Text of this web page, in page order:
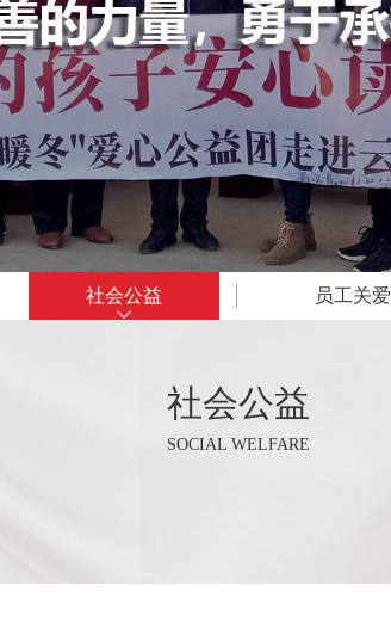
社会公益 员工关爱
社会公益
SOCIAL WELFARE